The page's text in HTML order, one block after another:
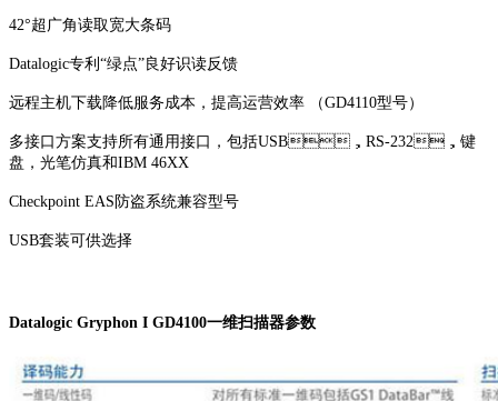
42°超广角读取宽大条码
Datalogic专利“绿点”良好识读反馈
远程主机下载降低服务成本，提高运营效率 （GD4110型号）
多接口方案支持所有通用接口，包括USB，RS-232，键
盘，光笔仿真和IBM 46XX
Checkpoint EAS防盗系统兼容型号
USB套装可供选择
Datalogic Gryphon I GD4100一维扫描器参数